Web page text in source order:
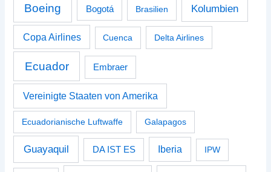
Boeing Bogotá Brasilien Kolumbien
Copa Airlines Cuenca Delta Airlines
Ecuador Embraer
Vereinigte Staaten von Amerika
Ecuadorianische Luftwaffe Galapagos
Guayaquil DA IST ES Iberia IPW